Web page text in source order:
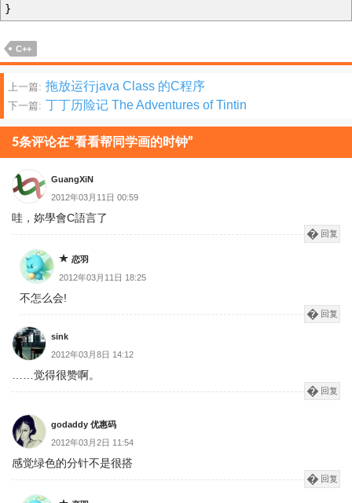
}
C++
文
章
分
页
上一篇: 拖放运行java Class 的C程序
下一篇: 丁丁历险记 The Adventures of Tintin
5条评论在“看看帮同学画的时钟”
GuangXiN
2012年03月11日 00:59
哇，妳學會C語言了
回复
恋羽
2012年03月11日 18:25
不怎么会!
回复
sink
2012年03月8日 14:12
……觉得很赞啊。
回复
godaddy 优惠码
2012年03月2日 11:54
感觉绿色的分针不是很搭
回复